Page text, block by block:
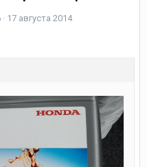
· 17 августа 2014